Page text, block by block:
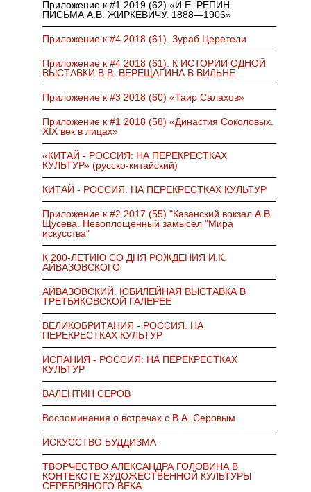
Приложение к #1 2019 (62) «И.Е. РЕПИН.
ПИСЬМА А.В. ЖИРКЕВИЧУ. 1888—1906»
Приложение к #4 2018 (61). Зураб Церетели
Приложение к #4 2018 (61). К ИСТОРИИ ОДНОЙ
ВЫСТАВКИ В.В. ВЕРЕЩАГИНА В ВИЛЬНЕ
Приложение к #3 2018 (60) «Таир Салахов»
Приложение к #1 2018 (58) «Династия Соколовых.
XIX век в лицах»
«КИТАЙ - РОССИЯ: НА ПЕРЕКРЕСТКАХ
КУЛЬТУР» (русско-китайский)
КИТАЙ - РОССИЯ. НА ПЕРЕКРЕСТКАХ КУЛЬТУР
Приложение к #2 2017 (55) "Казанский вокзал А.В.
Щусева. Невоплощенный замысел "Мира
искусства"
К 200-ЛЕТИЮ СО ДНЯ РОЖДЕНИЯ И.К.
АЙВАЗОВСКОГО
АЙВАЗОВСКИЙ. ЮБИЛЕЙНАЯ ВЫСТАВКА В
ТРЕТЬЯКОВСКОЙ ГАЛЕРЕЕ
ВЕЛИКОБРИТАНИЯ - РОССИЯ. НА
ПЕРЕКРЕСТКАХ КУЛЬТУР
ИСПАНИЯ - РОССИЯ: НА ПЕРЕКРЕСТКАХ
КУЛЬТУР
ВАЛЕНТИН СЕРОВ
Воспоминания о встречах с В.А. Серовым
ИСКУССТВО БУДДИЗМА
ТВОРЧЕСТВО АЛЕКСАНДРА ГОЛОВИНА В
КОНТЕКСТЕ ХУДОЖЕСТВЕННОЙ КУЛЬТУРЫ
СЕРЕБРЯНОГО ВЕКА